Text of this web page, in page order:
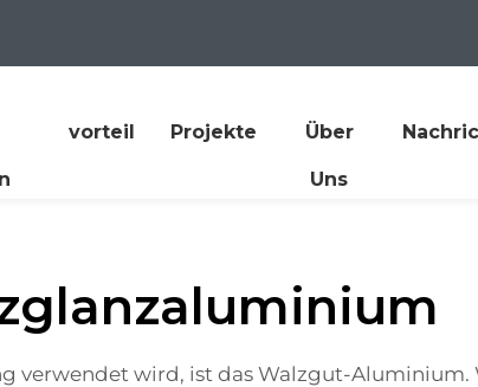
vorteil Projekte Über
Uns
verwendet wird, ist das Walzgut-Aluminium.